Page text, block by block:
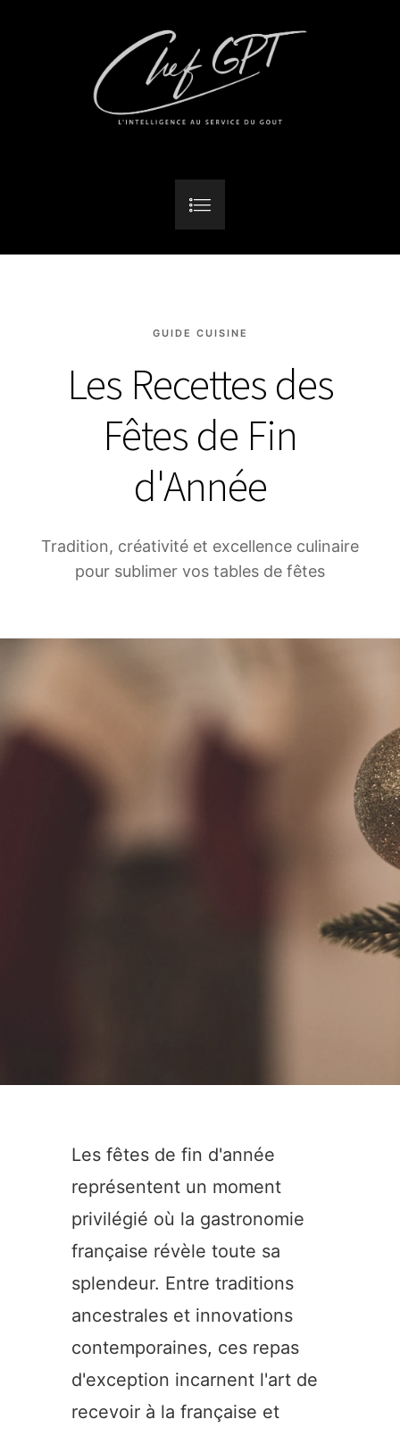
GUIDE CUISINE
Les Recettes des
Fêtes de Fin
d'Année
Tradition, créativité et excellence culinaire
pour sublimer vos tables de fêtes
Les fêtes de fin d'année
représentent un moment
privilégié où la gastronomie
française révèle toute sa
splendeur. Entre traditions
ancestrales et innovations
contemporaines, ces repas
d'exception incarnent l'art de
recevoir à la française et